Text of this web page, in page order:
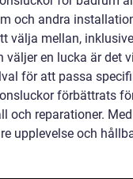
och andra
välja mellan,
väljer en lucka är det
för att passa
förbättrats
och reparationer.
upplevelse och